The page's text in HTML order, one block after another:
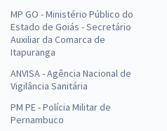
MP GO - Ministério Público do
Estado de Goiás - Secretário
Auxiliar da Comarca de
Itapuranga
ANVISA - Agência Nacional de
Vigilância Sanitária
PM PE - Polícia Militar de
Pernambuco